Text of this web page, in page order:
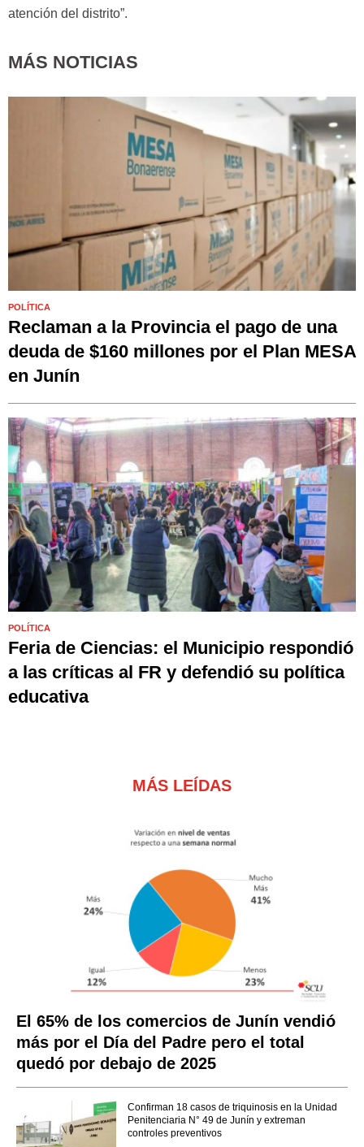
atención del distrito”.
MÁS NOTICIAS
POLÍTICA
Reclaman a la Provincia el pago de una
deuda de $160 millones por el Plan MESA
en Junín
POLÍTICA
Feria de Ciencias: el Municipio respondió
a las críticas al FR y defendió su política
educativa
MÁS LEÍDAS
El 65% de los comercios de Junín vendió
más por el Día del Padre pero el total
quedó por debajo de 2025
Confirman 18 casos de triquinosis en la Unidad
Penitenciaria N° 49 de Junín y extreman
controles preventivos